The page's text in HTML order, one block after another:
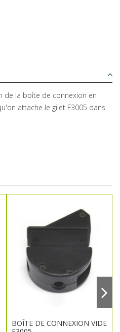
de la boîte de connexion en
attache le gilet F3005 dans
BOÎTE DE CONNEXION VIDE